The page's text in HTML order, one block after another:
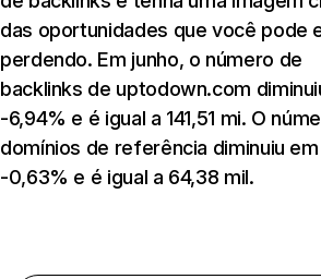
das oportunidades que você pode
perdendo. Em junho, o número de
backlinks de uptodown.com
-6,94% e é igual a 141,51 mi. O
domínios de referência diminuiu em
-0,63% e é igual a 64,38 mil.